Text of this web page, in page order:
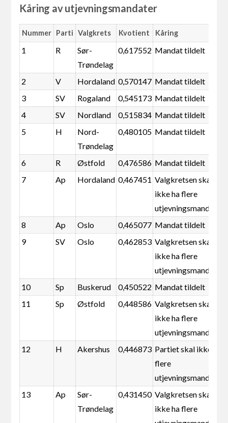
Kåring av utjevningsmandater
Nummer Parti Valgkrets Kvotient Kåring
1 R
Sør-
Trøndelag
0,617552 Mandat tildelt
2 V Hordaland 0,570147 Mandat tildelt
3
SV Rogaland 0,545173 Mandat tildelt
4
SV Nordland 0,515834 Mandat tildelt
5
H
Nord-
Trøndelag
0,480105 Mandat tildelt
6 R Østfold 0,476586 Mandat tildelt
7
Ap Hordaland 0,467451 Valgkretsen skal
ikke ha flere
utjevningsmandater
8
Ap Oslo 0,465077 Mandat tildelt
9
SV Oslo 0,462853 Valgkretsen skal
ikke ha flere
utjevningsmandater
10
Sp Buskerud 0,450522 Mandat tildelt
11
Sp Østfold 0,448586 Valgkretsen skal
ikke ha flere
utjevningsmandater
12
H Akershus 0,446873 Partiet skal ikke ha
flere
utjevningsmandater
13
Ap
Sør-
Trøndelag
0,431450 Valgkretsen skal
ikke ha flere